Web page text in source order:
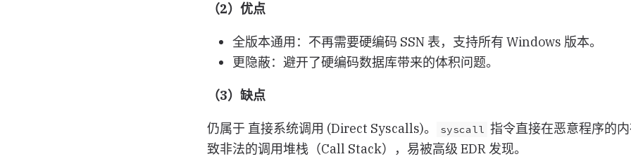
（2）优点
全版本通用：不再需要硬编码 SSN 表，支持所有 Windows 版本。
更隐蔽：避开了硬编码数据库带来的体积问题。
（3）缺点
仍属于 直接系统调用 (Direct Syscalls)。 syscall 指令直接在恶意程序的
致非法的调用堆栈（Call Stack），易被高级 EDR 发现。